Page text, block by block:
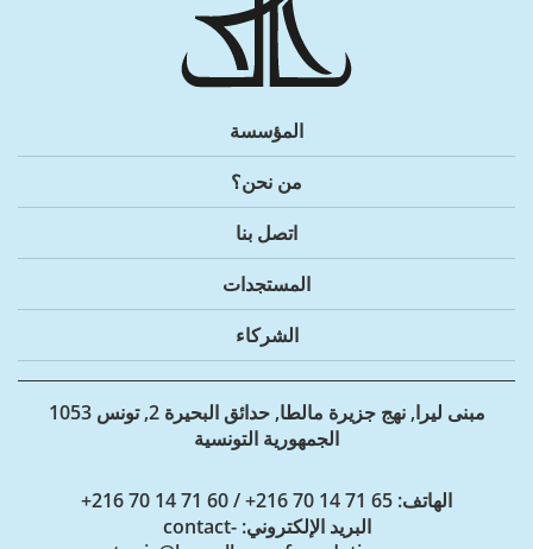
المؤسسة
من نحن؟
اتصل بنا
المستجدات
الشركاء
مبنى ليرا, نهج جزيرة مالطا, حدائق البحيرة 2, تونس 1053
الجمهورية التونسية
الهاتف: 65 71 14 70 216+ / 60 71 14 70 216+
البريد الإلكتروني : contact-